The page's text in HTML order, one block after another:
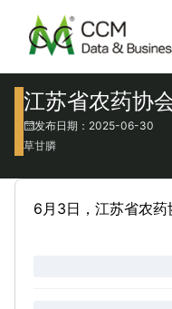
江苏省农药协
发布日期：2025-06-30
草甘膦
6月3日，江苏省农